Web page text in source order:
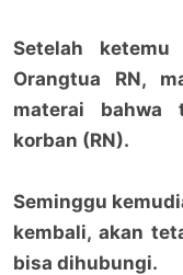
Setelah
Orangtua RN,
materai bahwa
korban (RN).
Seminggu
kembali, akan
bisa dihubungi.